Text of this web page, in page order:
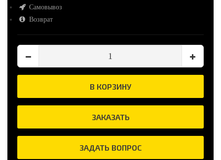
Самовывоз
Возврат
В КОРЗИНУ
ЗАКАЗАТЬ
ЗАДАТЬ ВОПРОС